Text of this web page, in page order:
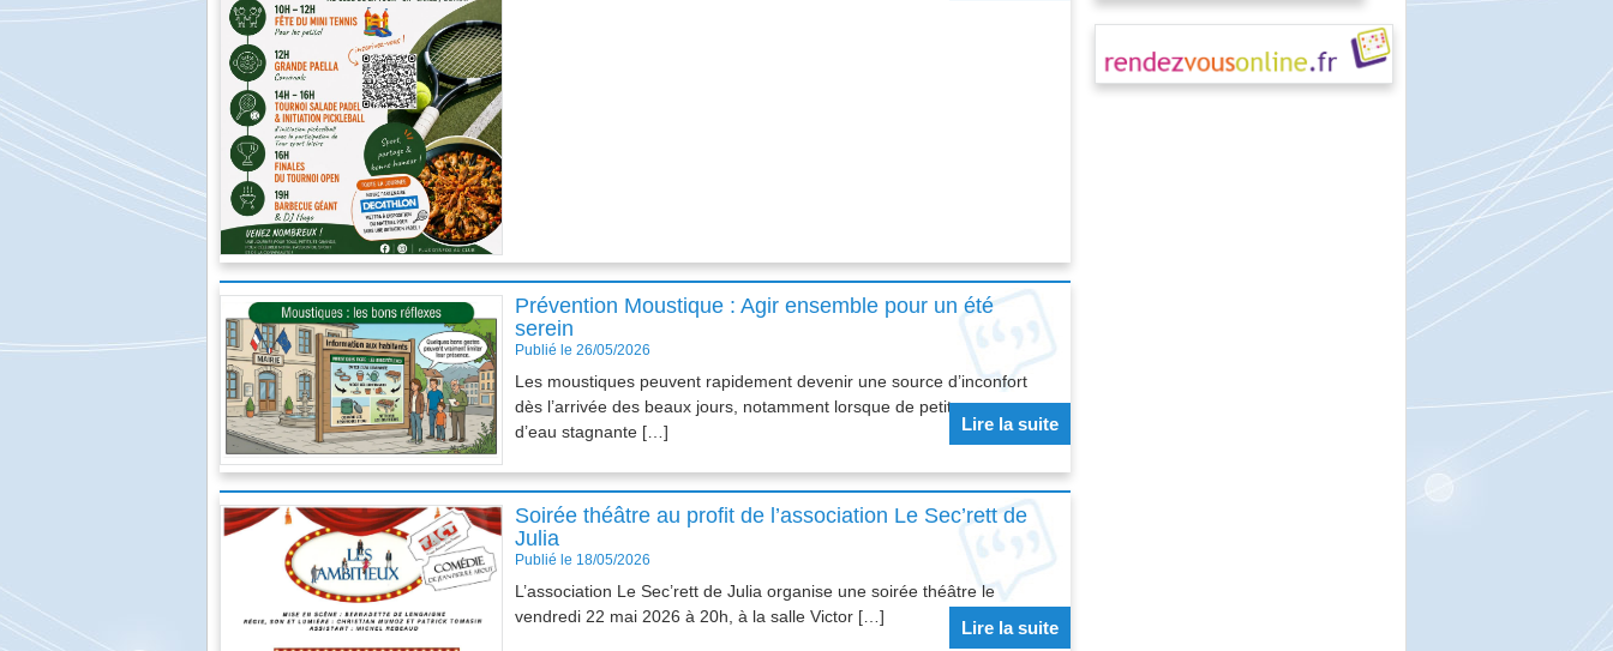
JUMELAGE
TELETHON 2024
Prévention Moustique : Agir ensemble pour un été
serein
Publié le 26/05/2026
Les moustiques peuvent rapidement devenir une source d’inconfort
dès l’arrivée des beaux jours, notamment lorsque de petites zones
d’eau stagnante […]
Lire la suite
Soirée théâtre au profit de l’association Le Sec’rett de
Julia
Publié le 18/05/2026
L’association Le Sec’rett de Julia organise une soirée théâtre le
vendredi 22 mai 2026 à 20h, à la salle Victor […]
Lire la suite